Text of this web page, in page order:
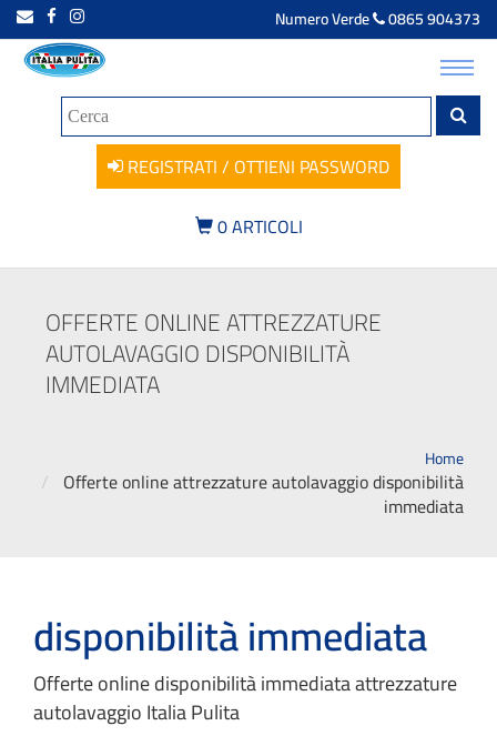
Numero Verde 0865 904373
REGISTRATI / OTTIENI PASSWORD
0ARTICOLI
OFFERTE ONLINE ATTREZZATURE
AUTOLAVAGGIO DISPONIBILITÀ
IMMEDIATA
Home
Offerte online attrezzature autolavaggio disponibilità
immediata
disponibilità immediata
Offerte online disponibilità immediata attrezzature
autolavaggio Italia Pulita